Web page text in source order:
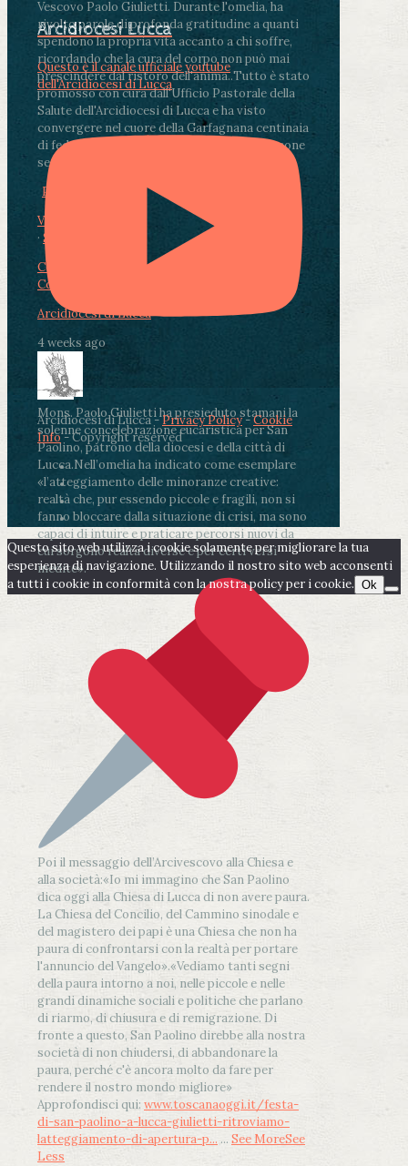
Vescovo Paolo Giulietti. Durante l'omelia, ha
rivolto parole di profonda gratitudine a quanti
spendono la propria vita accanto a chi soffre,
ricordando che la cura del corpo non può mai
prescindere dal ristoro dell'anima..Tutto è stato
promosso con cura dall'Ufficio Pastorale della
Salute dell'Arcidiocesi di Lucca e ha visto
convergere nel cuore della Garfagnana centinaia
di fedeli, operatori sanitari, volontari e persone
segnate dalla malattia.
Photo
View on Facebook
· Share
Condividi su Facebook
Condividi su LinkedIn
Arcidiocesi di Lucca
4 weeks ago
Mons. Paolo Giulietti ha presieduto stamani la
solenne concelebrazione eucaristica per San
Paolino, patrono della diocesi e della città di
Lucca.Nell’omelia ha indicato come esemplare
«l’atteggiamento delle minoranze creative:
realtà che, pur essendo piccole e fragili, non si
fanno bloccare dalla situazione di crisi, ma sono
capaci di intuire e praticare percorsi nuovi da
cui sorgono realtà diverse e per certi versi
inedite».
Poi il messaggio dell’Arcivescovo alla Chiesa e
alla società:«Io mi immagino che San Paolino
dica oggi alla Chiesa di Lucca di non avere paura.
La Chiesa del Concilio, del Cammino sinodale e
del magistero dei papi è una Chiesa che non ha
paura di confrontarsi con la realtà per portare
l'annuncio del Vangelo».«Vediamo tanti segni
della paura intorno a noi, nelle piccole e nelle
grandi dinamiche sociali e politiche che parlano
di riarmo, di chiusura e di remigrazione. Di
fronte a questo, San Paolino direbbe alla nostra
società di non chiudersi, di abbandonare la
paura, perché c'è ancora molto da fare per
rendere il nostro mondo migliore»
Approfondisci qui: www.toscanaoggi.it/festa-
di-san-paolino-a-lucca-giulietti-ritroviamo-
latteggiamento-di-apertura-p... ... See MoreSee
Less
Arcidiocesi Lucca
Questo è il canale ufficiale youtube
dell'Arcidiocesi di Lucca
Arcidiocesi di Lucca -Privacy Policy-Cookie
Info- Copyright reserved
Questo sito web utilizza i cookie solamente per migliorare la tua
esperienza di navigazione. Utilizzando il nostro sito web acconsenti
a tutti i cookie in conformità con la nostra policy per i cookie. Ok